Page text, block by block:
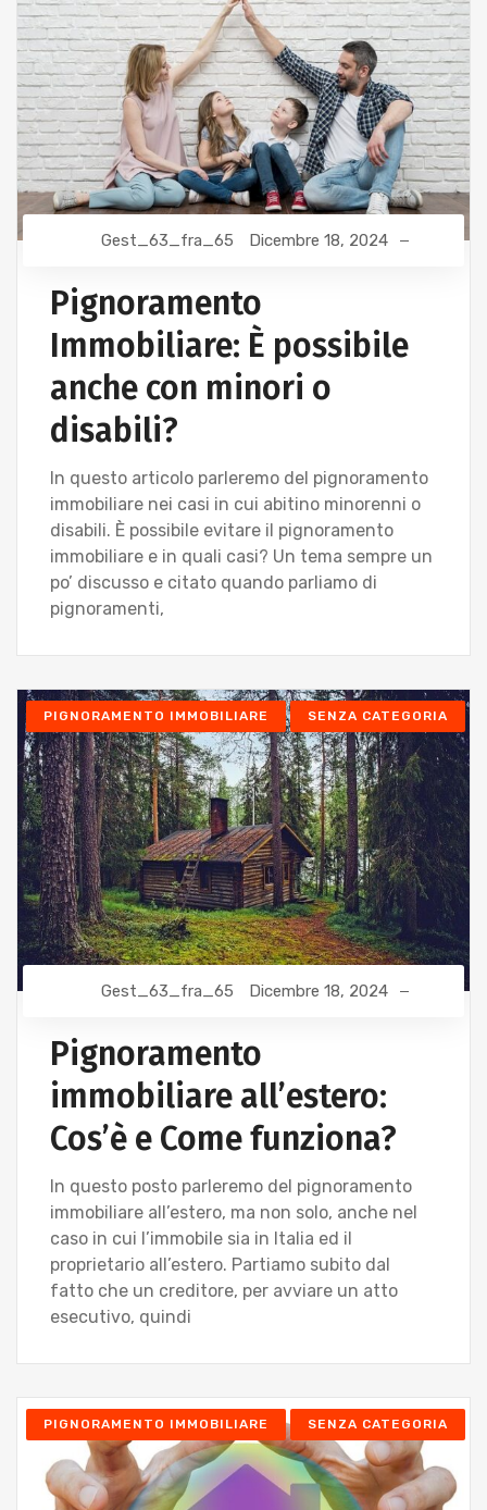
Gest_63_fra_65 Dicembre 18, 2024
Pignoramento
Immobiliare: È possibile
anche con minori o
disabili?
In questo articolo parleremo del pignoramento
immobiliare nei casi in cui abitino minorenni o
disabili. È possibile evitare il pignoramento
immobiliare e in quali casi? Un tema sempre un
po’ discusso e citato quando parliamo di
pignoramenti,
PIGNORAMENTO IMMOBILIARE SENZA CATEGORIA
Gest_63_fra_65 Dicembre 18, 2024
Pignoramento
immobiliare all’estero:
Cos’è e Come funziona?
In questo posto parleremo del pignoramento
immobiliare all’estero, ma non solo, anche nel
caso in cui l’immobile sia in Italia ed il
proprietario all’estero. Partiamo subito dal
fatto che un creditore, per avviare un atto
esecutivo, quindi
PIGNORAMENTO IMMOBILIARE SENZA CATEGORIA